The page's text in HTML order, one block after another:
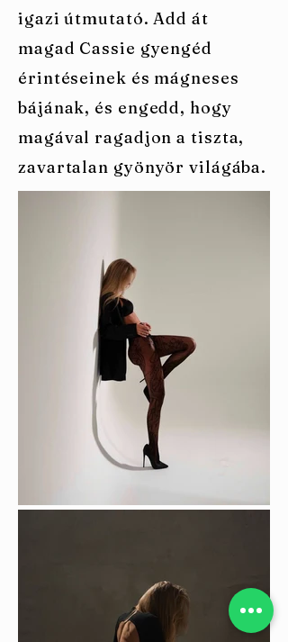
igazi útmutató. Add át
magad Cassie gyengéd
érintéseinek és mágneses
bájának, és engedd, hogy
magával ragadjon a tiszta,
zavartalan gyönyör világába.